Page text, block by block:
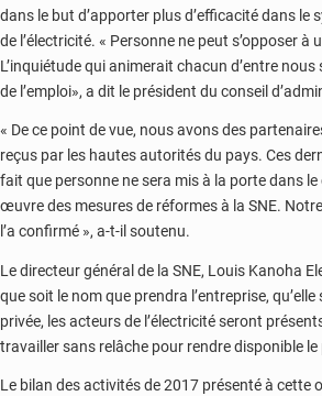
dans le but d’apporter plus d’efficacité dans le
de l’électricité. « Personne ne peut s’opposer à
L’inquiétude qui animerait chacun d’entre nous
de l’emploi», a dit le président du conseil
« De ce point de vue, nous avons des
reçus par les hautes autorités du pays. Ces
fait que personne ne sera mis à la porte dans le
œuvre des mesures de réformes à la SNE.
l’a confirmé », a-t-il soutenu.
Le directeur général de la SNE, Louis Kanoha
que soit le nom que prendra l’entreprise,
privée, les acteurs de l’électricité seront
travailler sans relâche pour rendre disponible
Le bilan des activités de 2017 présenté à cette